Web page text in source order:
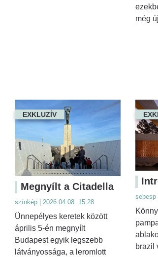
még
EXKLUZÍV
Megnyílt a Citadella
színkép | 2026.04.08. 15:28
Ünnepélyes keretek között
április 5-én megnyílt
Budapest egyik legszebb
látványossága, a leromlott
sebesp
brazil